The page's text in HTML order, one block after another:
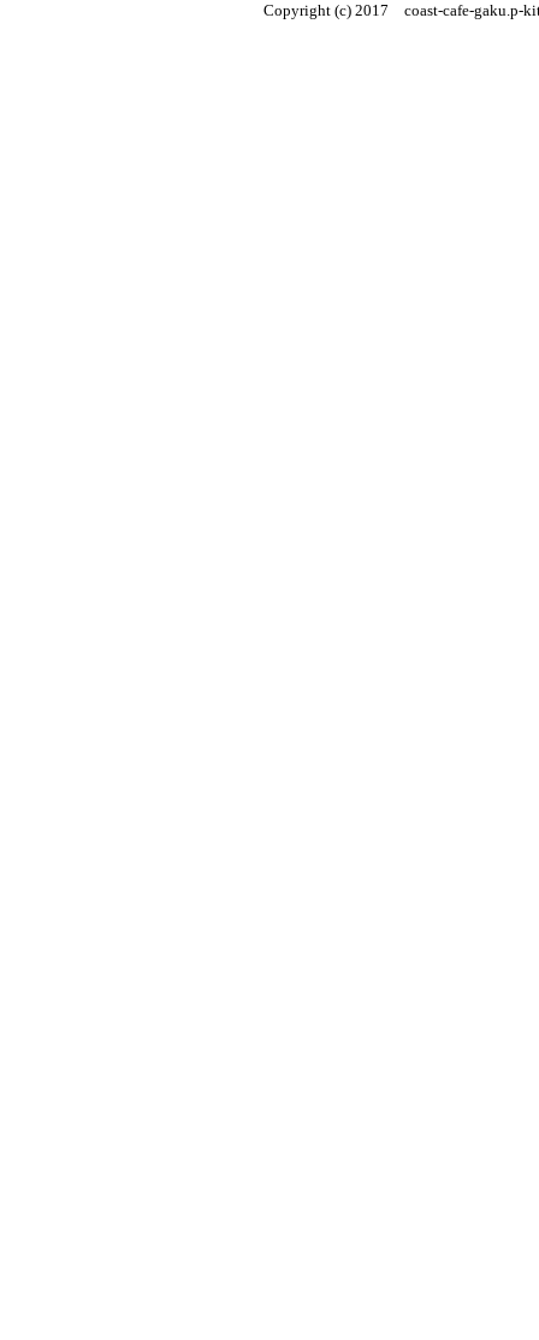
Copyright (c) 2017 coast-cafe-gaku.p-